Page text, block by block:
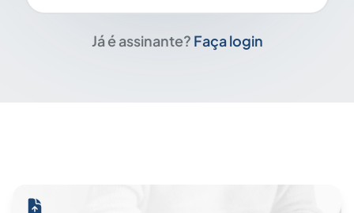
Já é assinante? Faça login